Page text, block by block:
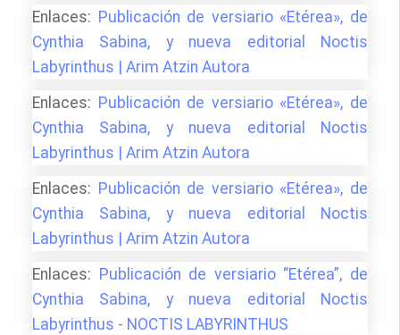
Enlaces: Publicación de versiario «Etérea», de
Cynthia Sabina, y nueva editorial Noctis
Labyrinthus | Arim Atzin Autora
Enlaces: Publicación de versiario «Etérea», de
Cynthia Sabina, y nueva editorial Noctis
Labyrinthus | Arim Atzin Autora
Enlaces: Publicación de versiario «Etérea», de
Cynthia Sabina, y nueva editorial Noctis
Labyrinthus | Arim Atzin Autora
Enlaces: Publicación de versiario “Etérea”, de
Cynthia Sabina, y nueva editorial Noctis
Labyrinthus - NOCTIS LABYRINTHUS